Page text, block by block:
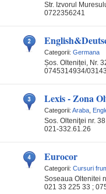
Str. Izvorul
0722356241
Categorii: Germana
Șos. Olteniței, Nr.
0745314934/
Lexis - Zona
Categorii: Araba
Sos. Olteniţei nr. 38
021-332.61.26
Eurocor
Categorii: Cursuri
Soseaua Oltenitei
021 33 225 33 ;